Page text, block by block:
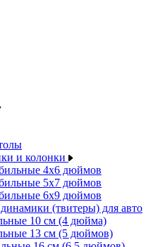
и колонки
4x6 дюймов
5x7 дюймов
6x9 дюймов
(твитеры) для авто
10 см (4 дюйма)
13 см (5 дюймов)